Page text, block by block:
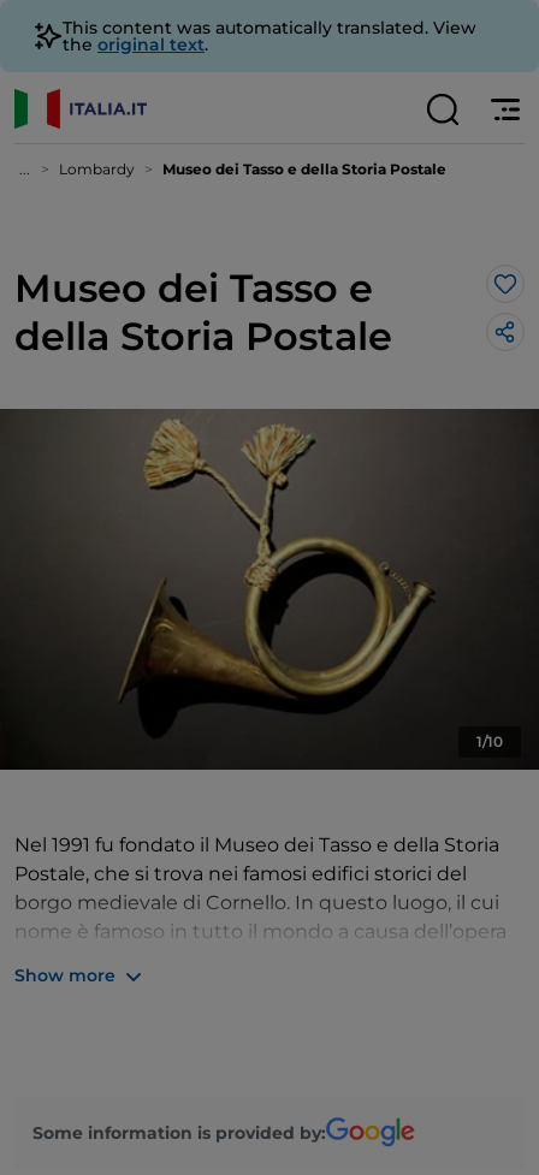
This content was automatically translated. View
the original text.
... Lombardy Museo dei Tasso e della Storia Postale
Museo dei Tasso e
della Storia Postale
1/10
Nel 1991 fu fondato il Museo dei Tasso e della Storia
Postale, che si trova nei famosi edifici storici del
borgo medievale di Cornello. In questo luogo, il cui
nome è famoso in tutto il mondo a causa dell’opera
gestione dei servizi postali. Tra di essi, una lettera del
Show more
Some information is provided by: